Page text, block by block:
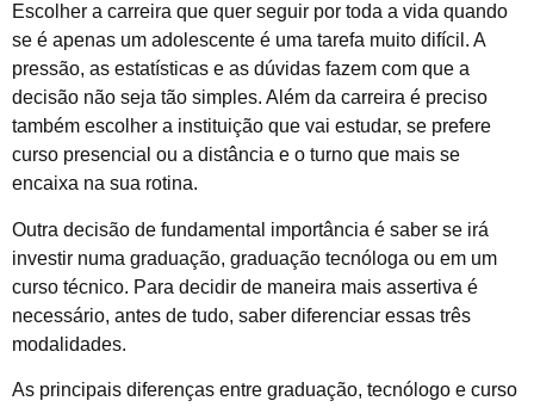
Escolher a carreira que quer seguir por toda a vida quando
se é apenas um adolescente é uma tarefa muito difícil. A
pressão, as estatísticas e as dúvidas fazem com que a
decisão não seja tão simples. Além da carreira é preciso
também escolher a instituição que vai estudar, se prefere
curso presencial ou a distância e o turno que mais se
encaixa na sua rotina.
Outra decisão de fundamental importância é saber se irá
investir numa graduação, graduação tecnóloga ou em um
curso técnico. Para decidir de maneira mais assertiva é
necessário, antes de tudo, saber diferenciar essas três
modalidades.
As principais diferenças entre graduação, tecnólogo e curso